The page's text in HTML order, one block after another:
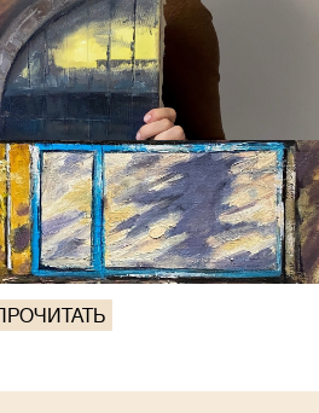
ПРОЧИТАТЬ